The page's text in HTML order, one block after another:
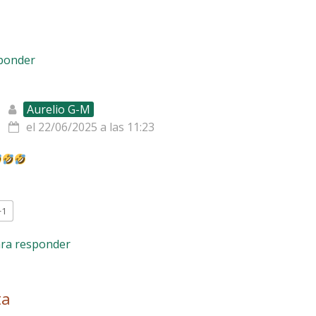
Aurelio G-M
el 22/06/2025 a las 11:23
responder